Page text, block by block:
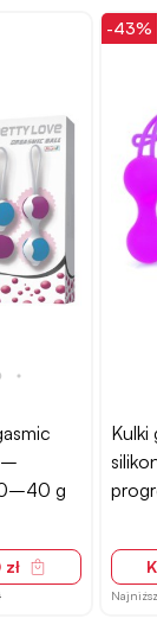
–
g
zł
-43%